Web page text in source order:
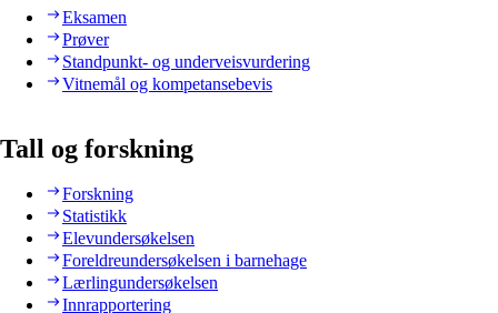
Eksamen
Prøver
Standpunkt- og underveisvurdering
Vitnemål og kompetansebevis
Tall og forskning
Forskning
Statistikk
Elevundersøkelsen
Foreldreundersøkelsen i barnehage
Lærlingundersøkelsen
Innrapportering